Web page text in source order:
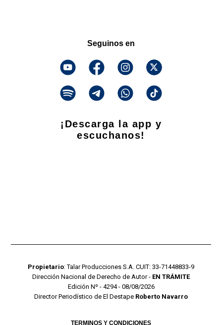
Seguinos en
¡Descarga la app y
escuchanos!
Propietario: Talar Producciones S.A. CUIT: 33-71448833-9
Dirección Nacional de Derecho de Autor - EN TRÁMITE
Edición Nº - 4294 - 08/08/2026
Director Periodístico de El Destape Roberto Navarro
TERMINOS Y CONDICIONES